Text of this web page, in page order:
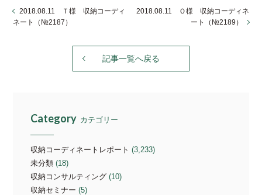
2018.08.11 Ｔ様 収納コーディ
ネート（№2187）
2018.08.11 Ｏ様 収納コーディネ
ート（№2189）
記事一覧へ戻る
Category カテゴリー
収納コーディネートレポート (3,233)
未分類 (18)
収納コンサルティング (10)
収納セミナー (5)